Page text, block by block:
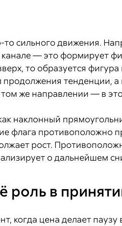
сильного движения.
— это формирует
то образуется
тенденции,
же направлении — в
наклонный
флага
рост.
о дальнейшем
роль в
когда цена делает паузу